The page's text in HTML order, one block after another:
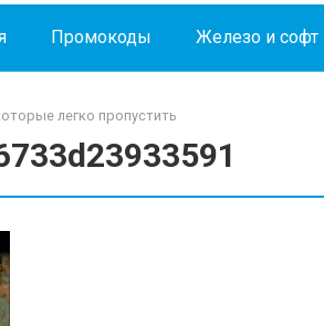
Промокоды Железо и софт
легко пропустить